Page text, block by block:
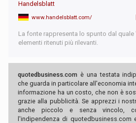
Handelsblatt
www.handelsblatt.com/
La fonte rappresenta lo spunto dal
elementi ritenuti più rilevanti.
quotedbusiness.com è una testata
che guarda in particolare all'economia
informazione ha un costo, che non è
grazie alla pubblicità. Se apprezzi i
anche piccolo e senza vincolo,
l'indipendenza di